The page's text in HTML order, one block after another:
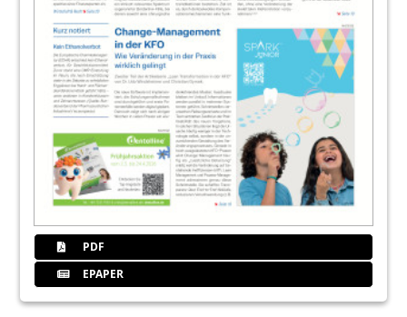
PDF
EPAPER